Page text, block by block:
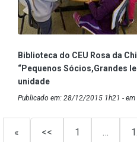
Biblioteca do CEU Rosa da
“Pequenos Sócios,Grandes
unidade
Publicado em: 28/12/2015 1h21 - em
« << 1 …